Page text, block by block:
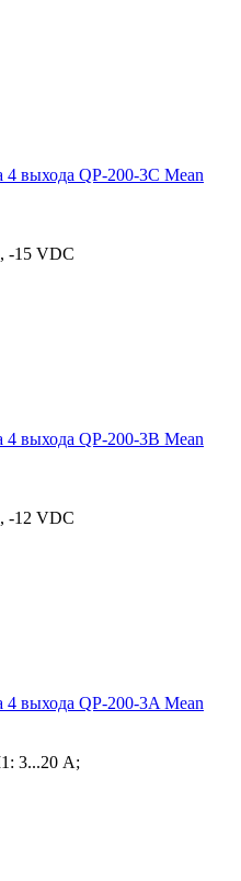
4 выхода QP-200-3C Mean
-15 VDC
4 выхода QP-200-3B Mean
-12 VDC
4 выхода QP-200-3A Mean
3...20 А;